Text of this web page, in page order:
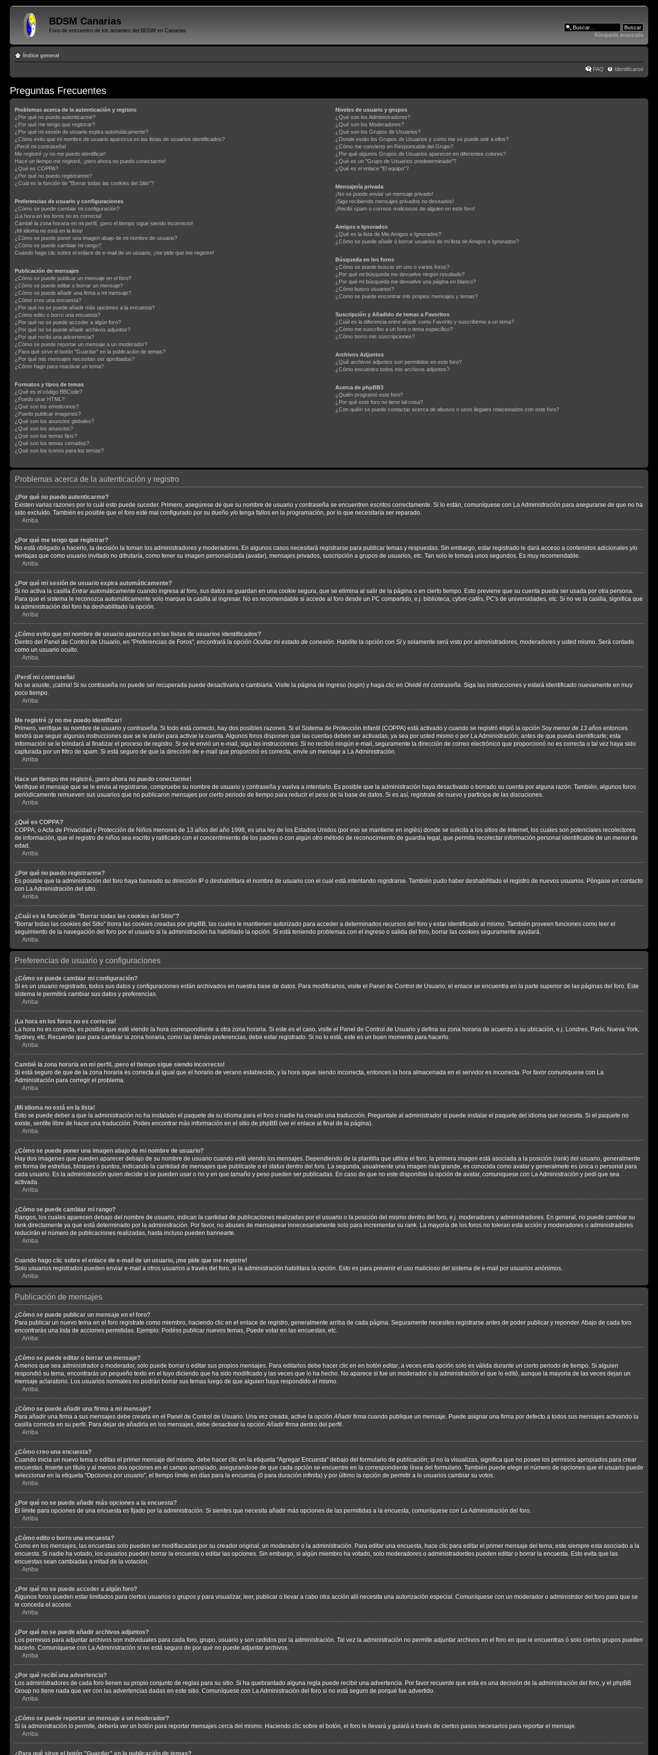
BDSM Canarias
Foro de encuentro de los amantes del BDSM en Canarias
Búsqueda avanzada
Índice general
FAQ Identificarse
Preguntas Frecuentes
Problemas acerca de la autenticación y registro
¿Por qué no puedo autenticarme?
¿Por qué me tengo que registrar?
¿Por qué mi sesión de usuario expira automáticamente?
¿Cómo evito que mi nombre de usuario aparezca en las listas de usuarios identificados?
¡Perdí mi contraseña!
Me registré ¡y no me puedo identificar!
Hace un tiempo me registré, ¡pero ahora no puedo conectarme!
¿Qué es COPPA?
¿Por qué no puedo registrarme?
¿Cuál es la función de "Borrar todas las cookies del Sitio"?
Preferencias de usuario y configuraciones
¿Cómo se puede cambiar mi configuración?
¡La hora en los foros no es correcta!
Cambié la zona horaria en mi perfil, ¡pero el tiempo sigue siendo incorrecto!
¡Mi idioma no está en la lista!
¿Cómo se puede poner una imagen abajo de mi nombre de usuario?
¿Cómo se puede cambiar mi rango?
Cuando hago clic sobre el enlace de e-mail de un usuario, ¡me pide que me registre!
Publicación de mensajes
¿Cómo se puede publicar un mensaje en el foro?
¿Cómo se puede editar o borrar un mensaje?
¿Cómo se puede añadir una firma a mi mensaje?
¿Cómo creo una encuesta?
¿Por qué no se puede añadir más opciones a la encuesta?
¿Cómo edito o borro una encuesta?
¿Por qué no se puede acceder a algún foro?
¿Por qué no se puede añadir archivos adjuntos?
¿Por qué recibí una advertencia?
¿Cómo se puede reportar un mensaje a un moderador?
¿Para qué sirve el botón "Guardar" en la publicación de temas?
¿Por qué mis mensajes necesitan ser aprobados?
¿Cómo hago para reactivar un tema?
Formatos y tipos de temas
¿Qué es el código BBCode?
¿Puedo usar HTML?
¿Qué son los emoticonos?
¿Puedo publicar imagenes?
¿Qué son los anuncios globales?
¿Qué son los anuncios?
¿Qué son los temas fijos?
¿Qué son los temas cerrados?
¿Qué son los iconos para los temas?
Niveles de usuario y grupos
¿Qué son los Administradores?
¿Qué son los Moderadores?
¿Qué son los Grupos de Usuarios?
¿Donde están los Grupos de Usuarios y como me se puede unir a ellos?
¿Cómo me convierto en Responsable del Grupo?
¿Por qué algunos Grupos de Usuarios aparecen en diferentes colores?
¿Qué es un "Grupo de Usuarios predeterminado"?
¿Qué es el enlace "El equipo"?
Mensajería privada
¡No se puede enviar un mensaje privado!
¡Sigo recibiendo mensajes privados no deseados!
¡Recibí spam o correos maliciosos de alguien en este foro!
Amigos e Ignorados
¿Qué es la lista de Mis Amigos e Ignorados?
¿Cómo se puede añadir ó borrar usuarios de mi lista de Amigos e Ignorados?
Búsqueda en los foros
¿Cómo se puede buscar en uno o varios foros?
¿Por qué mi búsqueda me devuelve ningún resultado?
¿Por qué mi búsqueda me devuelve una página en blanco?
¿Cómo busco usuarios?
¿Como se puede encontrar mis propios mensajes y temas?
Suscripción y Añadido de temas a Favoritos
¿Cuál es la diferencia entre añadir como Favorito y suscribirme a un tema?
¿Cómo me suscribo a un foro o tema específico?
¿Cómo borro mis suscripciones?
Archivos Adjuntos
¿Qué archivos adjuntos son permitidos en este foro?
¿Cómo encuentro todos mis archivos adjuntos?
Acerca de phpBB3
¿Quién programó este foro?
¿Por qué este foro no tiene tal cosa?
¿Con quién se puede contactar acerca de abusos o usos ilegales relacionados con este foro?
Problemas acerca de la autenticación y registro
¿Por qué no puedo autenticarme?
Existen varias razones por lo cuál esto puede suceder. Primero, asegúrese de que su nombre de usuario y contraseña se encuentren escritos correctamente. Si lo están, comuníquese con La Administración para asegurarse de que no ha
sido excluído. También es posible que el foro esté mal configurado por su dueño y/o tenga fallos en la programación, por lo que necesitaría ser reparado.
Arriba
¿Por qué me tengo que registrar?
No está obligado a hacerlo, la decisión la toman los administradores y moderadores. En algunos casos necesitará registrarse para publicar temas y respuestas. Sin embargo, estar registrado le dará acceso a contenidos adicionales y/o
ventajas que como usuario invitado no difrutaría, como tener su imagen personalizada (avatar), mensajes privados, suscripción a grupos de usuarios, etc. Tan solo le tomará unos segundos. Es muy recomendable.
Arriba
¿Por qué mi sesión de usuario expira automáticamente?
Si no activa la casilla Entrar automáticamente cuando ingresa al foro, sus datos se guardan en una cookie segura, que se elimina al salir de la página o en cierto tiempo. Esto previene que su cuenta pueda ser usada por otra persona.
Para que el sistema le reconozca automáticamente solo marque la casilla al ingresar. No es recomendable si accede al foro desde un PC compartido, e.j. biblioteca, cyber-cafés, PC's de universidades, etc. Si no ve la casilla, significa que
la administración del foro ha deshabilitado la opción.
Arriba
¿Cómo evito que mi nombre de usuario aparezca en las listas de usuarios identificados?
Dentro del Panel de Control de Usuario, en "Preferencias de Foros", encontrará la opción Ocultar mi estado de conexión . Habilite la opción con SI y solamente será visto por administradores, moderadores y usted mismo. Será contado
como un usuario oculto.
Arriba
¡Perdí mi contraseña!
No se asuste, ¡calma! Si su contraseña no puede ser recuperada puede desactivarla o cambiarla. Visite la página de ingreso (login) y haga clic en Olvidé mi contraseña . Siga las instrucciones y estará identificado nuevamente en muy
poco tiempo.
Arriba
Me registré ¡y no me puedo identificar!
Primero, verifique su nombre de usuario y contraseña. Si todo está correcto, hay dos posibles razones. Si el Sistema de Protección Infantil (COPPA) está activado y cuando se registró eligió la opción Soy menor de 13 años entonces
tendrá que seguir algunas instrucciones que se le darán para activar la cuenta. Algunos foros disponen que las cuentas deben ser activadas, ya sea por usted mismo o por La Administración, antes de que pueda identificarte; esta
información se le brindará al finalizar el proceso de registro. Si se le envió un e-mail, siga las instrucciones. Si no recibió ningún e-mail, seguramente la dirección de correo electrónico que proporcionó no es correcta o tal vez haya sido
capturada por un filtro de spam. Si está seguro de que la dirección de e-mail que proporcinó es correcta, envíe un mensaje a La Administración.
Arriba
Hace un tiempo me registré, ¡pero ahora no puedo conectarme!
Verifique el mensaje que se le envia al registrarse, compruebe su nombre de usuario y contraseña y vuelva a intentarlo. Es posible que la administración haya desactivado o borrado su cuenta por alguna razón. También, algunos foros
periódicamente remueven sus usuarios que no publicaron mensajes por cierto periodo de tiempo para reducir el peso de la base de datos. Si es así, registrate de nuevo y participa de las discuciones.
Arriba
¿Qué es COPPA?
COPPA, o Acta de Privacidad y Protección de Niños menores de 13 años del año 1998, es una ley de los Estados Unidos (por eso se mantiene en inglés) donde se solicita a los sitios de Internet, los cuales son potenciales recolectores
de información, que el registro de niños sea escrito y ratificado con el concentimiento de los padres o con algún otro método de reconocimiento de guardia legal, que permita recolectar información personal identificable de un menor de
edad.
Arriba
¿Por qué no puedo registrarme?
Es posible que la administración del foro haya baneado su dirección IP o deshabilitara el nombre de usuario con el cual está intentando registrarse. También pudo haber deshabilitado el registro de nuevos usuarios. Póngase en contacto
con La Administración del sitio.
Arriba
¿Cuál es la función de "Borrar todas las cookies del Sitio"?
"Borrar todas las cookies del Sitio" borra las cookies creadas por phpBB, las cuales le mantienen autorizado para acceder a determinados recursos del foro y estar identificado al mismo. También proveen funciones como leer el
seguimiento de la navegación del foro por el usuario si la administración ha habilitado la opción. Si está teniendo problemas con el ingreso o salida del foro, borrar las cookies seguramente ayudará.
Arriba
Preferencias de usuario y configuraciones
¿Cómo se puede cambiar mi configuración?
Si es un usuario registrado, todos sus datos y configuraciones están archivados en nuestra base de datos. Para modificarlos, visite el Panel de Control de Usuario; el enlace se encuentra en la parte superior de las páginas del foro. Este
sistema le permitirá cambiar sus datos y preferencias.
Arriba
¡La hora en los foros no es correcta!
La hora no es correcta, es posible que esté viendo la hora correspondiente a otra zona horaria. Si este es el caso, visite el Panel de Control de Usuario y defina su zona horaria de acuerdo a su ubicación, e.j. Londres, París, Nueva York,
Sydney, etc. Recuerde que para cambiar la zona horaria, como las demás preferencias, debe estar registrado. Si no lo está, este es un buen momento para hacerlo.
Arriba
Cambié la zona horaria en mi perfil, ¡pero el tiempo sigue siendo incorrecto!
Si está seguro de que de la zona horaria es correcta al igual que el horario de verano establecido, y la hora sigue siendo incorrecta, entonces la hora almacenada en el servidor es incorrecta. Por favor comuniquese con La
Administración para corregir el problema.
Arriba
¡Mi idioma no está en la lista!
Esto se puede deber a que la administración no ha instalado el paquete de su idioma para el foro o nadie ha creado una traducción. Preguntale al administrador si puede instalar el paquete del idioma que necesita. Si el paquete no
existe, sentíte libre de hacer una traducción. Podes encontrar más información en el sitio de phpBB (ver el enlace al final de la página).
Arriba
¿Cómo se puede poner una imagen abajo de mi nombre de usuario?
Hay dos imagenes que pueden aparecer debajo de su nombre de usuario cuando esté viendo los mensajes. Dependiendo de la plantilla que utilice el foro, la primera imagen está asociada a la posición (rank) del usuario, generalmente
en forma de estrellas, bloques o puntos, indicando la cantidad de mensajes que publicaste o el status dentro del foro. La segunda, usualmente una imagen más grande, es conocida como avatar y generalmete es única o personal para
cada usuario. Es la administración quien decide si se pueden usar o no y en que tamaño y peso pueden ser publicadas. En caso de que no este disponible la opción de avatar, comuniquese con La Administración y pedí que sea
activada.
Arriba
¿Cómo se puede cambiar mi rango?
Rangos, los cuales aparecen debajo del nombre de usuario, indican la cantidad de publicaciones realizadas por el usuario o la posición del mismo dentro del foro, e.j. moderadores y administradores. En general, no puede cambiar su
rank directamente ya que está determinado por la administración. Por favor, no abuses de mensajeear innecesariamente solo para incrementar su rank. La mayoría de los foros no toleran esta acción y moderadores o administradores
reducirán el número de publicaciones realizadas, hasta incluso pueden bannearte.
Arriba
Cuando hago clic sobre el enlace de e-mail de un usuario, ¡me pide que me registre!
Solo usuarios registrados pueden enviar e-mail a otros usuarios a través del foro, si la administración habilitara la opción. Esto es para prevenir el uso malicioso del sistema de e-mail por usuarios anónimos.
Arriba
Publicación de mensajes
¿Cómo se puede publicar un mensaje en el foro?
Para publicar un nuevo tema en el foro registrate como miembro, haciendo clic en el enlace de registro, generalmente arriba de cada página. Seguramente necesites registrarse antes de poder publicar y reponder. Abajo de cada foro
encontrarás una lista de acciones permitidas. Ejemplo: Podéss publicar nuevos temas, Puede votar en las encuestas, etc.
Arriba
¿Cómo se puede editar o borrar un mensaje?
A menos que sea administrador o moderador, solo puede borrar o editar sus propios mensajes. Para editarlos debe hacer clic en en botón editar, a veces esta opción solo es válida durante un cierto periodo de tiempo. Si alguien
respondió su tema, encontrarás un pequeño texto en el tuyo diciendo que ha sido modificado y las veces que lo ha hecho. No aparece si fue un moderador o la administración el que lo editó, aunque la mayoria de las veces dejan un
mensaje aclaratorio. Los usuarios normales no podrán borrar sus temas luego de que alguien haya respondido el mismo.
Arriba
¿Cómo se puede añadir una firma a mi mensaje?
Para añadir una firma a sus mensajes debe crearla en el Panel de Control de Usuario. Una vez creada, active la opción Añadir firma cuando publique un mensaje. Puede asignar una firma por defecto a todos sus mensajes activando la
casilla correcta en su perfil. Para dejar de añadirla en los mensajes, debe desactivar la opción Añadir firma dentro del perfil.
Arriba
¿Cómo creo una encuesta?
Cuando inicia un nuevo tema o editas el primer mensaje del mismo, debe hacer clic en la etiqueta "Agregar Encuesta" debajo del formulario de publicación; si no la visualizas, significa que no posee los permisos apropiados para crear
encuestas. Inserte un título y al menos dos opciones en el campo apropiado, asegurandose de que cada opción se encuentre en la correspondiente línea del formulario. También puede elegir el número de opciones que el usuario puede
seleccionar en la etiqueta "Opciones por usuario", el tiempo límite en días para la encuesta (0 para duración infinita) y por último la opción de permitir a lo usuarios cambiar su votos.
Arriba
¿Por qué no se puede añadir más opciones a la encuesta?
El límite para opciones de una encuesta es fijado por la administración. Si sientes que necesita añadir más opciones de las permitidas a la encuesta, comuníquese con La Administración del foro.
Arriba
¿Cómo edito o borro una encuesta?
Como en los mensajes, las encuestas solo pueden ser modifiacadas por su creador original, un moderador o la administración. Para editar una encuesta, hace clic para editar el primer mensaje del tema; este siempre esta asociado a la
encuesta. Si nadie ha votado, los usuarios pueden borrar la encuesta o editar las opciones. Sin embargo, si algún miembro ha votado, solo moderadores o administradordes pueden editar o borrar la encuesta. Esto evita que las
encuestas sean cambiadas a mitad de la votación.
Arriba
¿Por qué no se puede acceder a algún foro?
Algunos foros pueden estar limitados para ciertos usuarios o grupos y para visualizar, leer, publicar o llevar a cabo otra acción allí necesita una autorización especial. Comuníquese con un moderador o administrdor del foro para que se
le conceda el acceso.
Arriba
¿Por qué no se puede añadir archivos adjuntos?
Los permisos para adjuntar archivos son individuales para cada foro, grupo, usuario y son cedidos por la administración. Tal vez la administración no permite adjuntar archivos en el foro en que le encuentras ó solo ciertos grupos pueden
hacerlo. Comuníquese con La Administración si no está seguro de por qué no puede adjuntar archivos.
Arriba
¿Por qué recibí una advertencia?
Los administradores de cada foro tienen su propio conjunto de reglas para su sitio. Si ha quebrantado alguna regla puede recibir una advertencia. Por favor recuerde que esta es una decisión de la administración del foro, y el phpBB
Group no tiene nada que ver con las advertencias dadas en este sitio. Comuníquese con La Administración del foro si no está seguro de porqué fue advertido.
Arriba
¿Cómo se puede reportar un mensaje a un moderador?
Si la administración lo permite, debería ver un botón para reportar mensajes cerca del mismo. Haciendo clic sobre el botón, el foro le llevará y guiará a través de ciertos pasos necesarios para reportar el mensaje.
Arriba
¿Para qué sirve el botón "Guardar" en la publicación de temas?